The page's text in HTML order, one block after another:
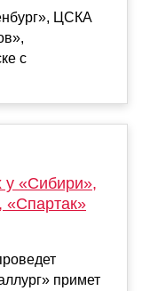
ЦСКА
с
у «Сибири»,
«Спартак»
примет